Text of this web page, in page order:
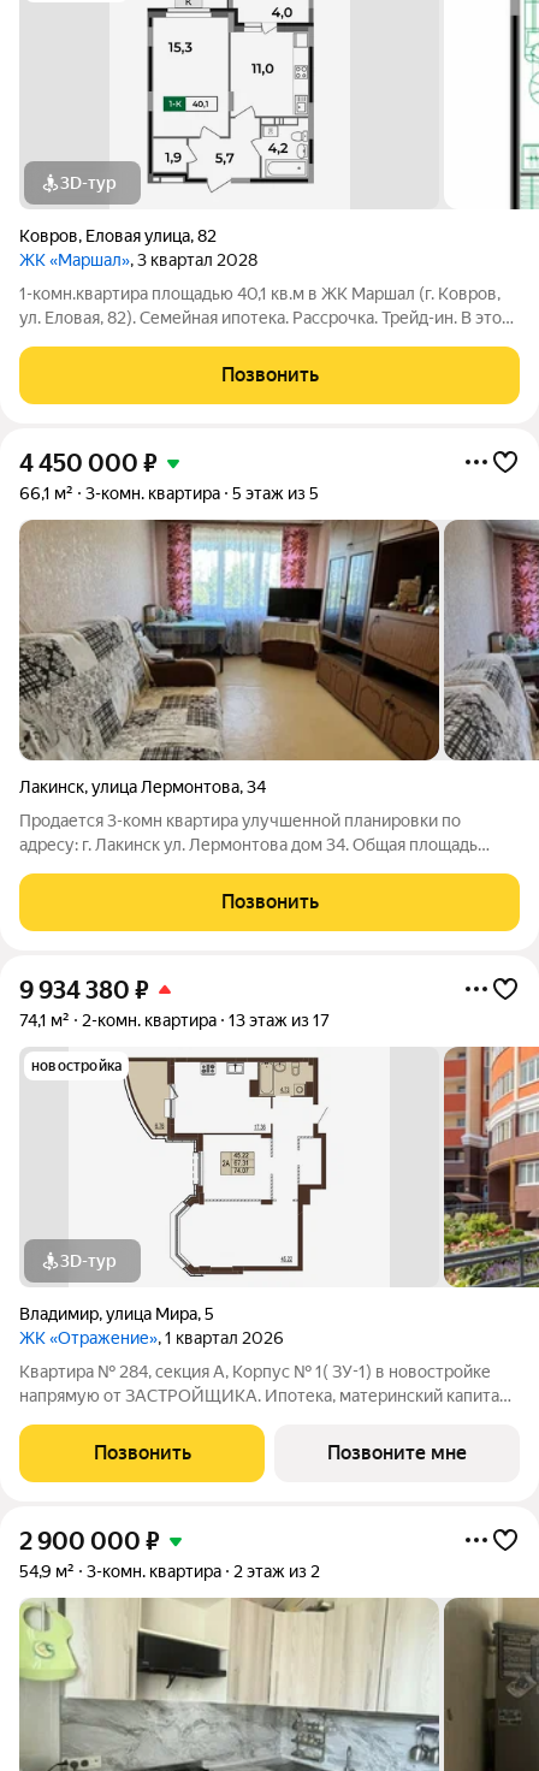
3D-тур
Ковров, Еловая улица,82
ЖК «Маршал», 3 квартал 2028
1-комн.квартира площадью 40,1 кв.м в ЖК Маршал (г. Ковров,
ул. Еловая, 82). Семейная ипотека. Рассрочка. Трейд-ин. В этой
на
Позвонить
4 450 000 ₽
66,1 м² 3-комн. квартира 5 этаж из 5
Лакинск,улица Лермонтова,34
Пpoдаетcя 3-комн квapтира улучшенной планировки по
адресу: г. Лакинск ул. Лермонтова дом 34. Общая площадь
стороны. Большая
Позвонить
9 934 380 ₽
74,1 м² 2-комн. квартира 13 этаж из 17
новостройка
3D-тур
Владимир,улица Мира,5
ЖК «Отражение», 1 квартал 2026
Квартира № 284, секция А, Корпус № 1( ЗУ-1) в новостройке
напрямую от ЗАСТРОЙЩИКА. Ипотека, материнский капитал,
отделки. - - Жилой комплекс "Отражение" - это четыре 17-
этажных дома класса
Позвонить Позвоните мне
2 900 000 ₽
54,9 м² 3-комн. квартира 2 этаж из 2